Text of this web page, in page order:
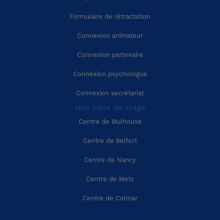
Région Provence-Alpes-Côte-d'Azur
Corrèze (19)
Côtes-d'Armor (22)
Doubs (25)
Formulaire de rétractation
Connexion animateur
Connexion partenaire
Connexion psychologue
Connexion secrétariat
Nos lieux de stage
Centre de Mulhouse
Centre de Belfort
Centre de Nancy
Centre de Metz
Centre de Colmar